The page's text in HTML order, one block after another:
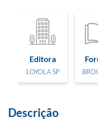
Editora
LOYOLA SP
Descrição